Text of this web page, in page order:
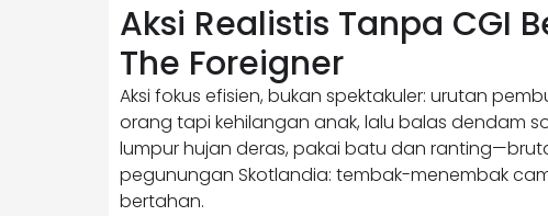
Aksi Realistis Tanpa CGI
The Foreigner
Aksi fokus efisien, bukan spektakuler: urutan
orang tapi kehilangan anak, lalu balas dendam
lumpur hujan deras, pakai batu dan
pegunungan Skotlandia: tembak-menembak
bertahan.